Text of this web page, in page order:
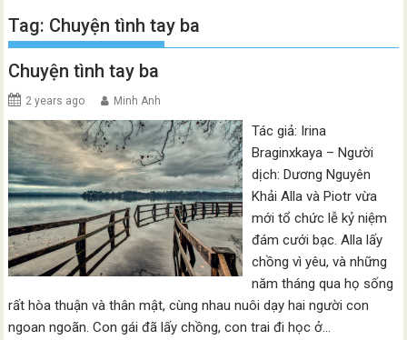
Tag: Chuyện tình tay ba
Chuyện tình tay ba
2 years ago Minh Anh
Tác giả: Irina
Braginxkaya – Người
dịch: Dương Nguyên
Khải Alla và Piotr vừa
mới tổ chức lễ kỷ niệm
đám cưới bạc. Alla lấy
chồng vì yêu, và những
năm tháng qua họ sống
rất hòa thuận và thân mật, cùng nhau nuôi dạy hai người con
ngoan ngoãn. Con gái đã lấy chồng, con trai đi học ở…